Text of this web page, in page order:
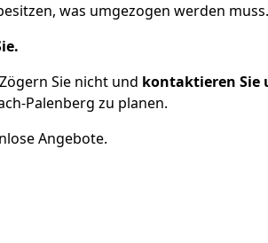
was umgezogen werden muss.
Zögern Sie nicht und kontaktieren Sie
Palenberg zu planen.
Angebote.